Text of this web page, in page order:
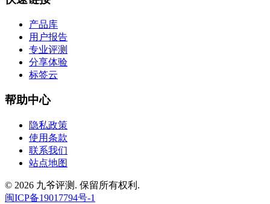
产品库
用户报告
专业评测
分享体验
标签云
帮助中心
隐私政策
使用条款
联系我们
站点地图
© 2026 九爷评测. 保留所有权利.
闽ICP备19017794号-1